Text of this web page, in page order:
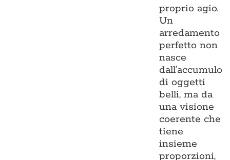
proprio agio.
Un
arredamento
perfetto non
nasce
dall’accumulo
di oggetti
belli, ma da
una visione
coerente che
tiene
insieme
proporzioni,